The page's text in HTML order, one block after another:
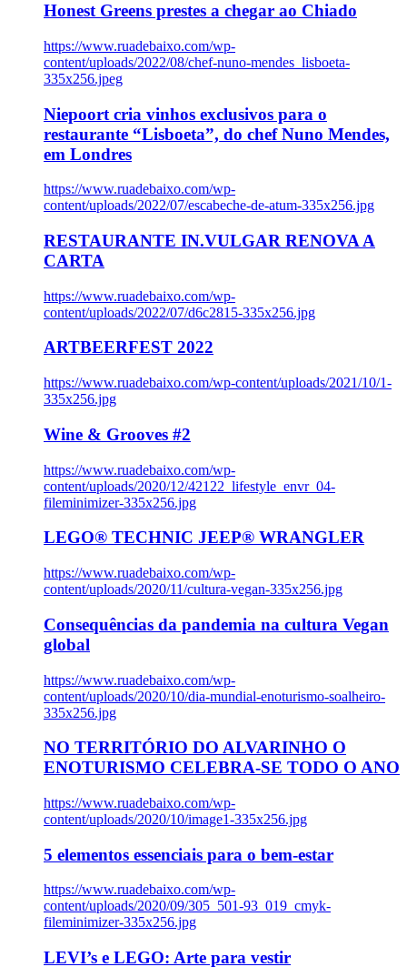
Honest Greens prestes a chegar ao Chiado
https://www.ruadebaixo.com/wp-
content/uploads/2022/08/chef-nuno-mendes_lisboeta-
335x256.jpeg
Niepoort cria vinhos exclusivos para o
restaurante “Lisboeta”, do chef Nuno Mendes,
em Londres
https://www.ruadebaixo.com/wp-
content/uploads/2022/07/escabeche-de-atum-335x256.jpg
RESTAURANTE IN.VULGAR RENOVA A
CARTA
https://www.ruadebaixo.com/wp-
content/uploads/2022/07/d6c2815-335x256.jpg
ARTBEERFEST 2022
https://www.ruadebaixo.com/wp-content/uploads/2021/10/1-
335x256.jpg
Wine & Grooves #2
https://www.ruadebaixo.com/wp-
content/uploads/2020/12/42122_lifestyle_envr_04-
fileminimizer-335x256.jpg
LEGO® TECHNIC JEEP® WRANGLER
https://www.ruadebaixo.com/wp-
content/uploads/2020/11/cultura-vegan-335x256.jpg
Consequências da pandemia na cultura Vegan
global
https://www.ruadebaixo.com/wp-
content/uploads/2020/10/dia-mundial-enoturismo-soalheiro-
335x256.jpg
NO TERRITÓRIO DO ALVARINHO O
ENOTURISMO CELEBRA-SE TODO O ANO
https://www.ruadebaixo.com/wp-
content/uploads/2020/10/image1-335x256.jpg
5 elementos essenciais para o bem-estar
https://www.ruadebaixo.com/wp-
content/uploads/2020/09/305_501-93_019_cmyk-
fileminimizer-335x256.jpg
LEVI’s e LEGO: Arte para vestir